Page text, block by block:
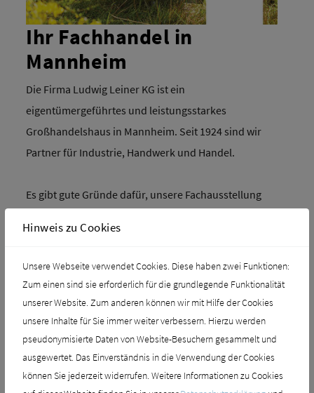
Ihr Fachhandel in
Mannheim
Die Firma Ludwig Leiner KG ist ein
eigentümergeführtes und leistungsstarkes
Großhandelshaus in Mannheim. Seit 1924 sind wir
Partner für Industrie, Handwerk und Handel.
Es gibt gute Gründe dafür, unsere Fachausstellung
tolle Bad-Ideen
freie Umschau
energiesparende Heizungstechnik
fachliche Beratung
Unsere Mitarbeiter kennen den Markt und beraten
Hinweis zu Cookies
Unsere Webseite verwendet Cookies. Diese haben zwei Funktionen:
Zum einen sind sie erforderlich für die grundlegende Funktionalität
unserer Website. Zum anderen können wir mit Hilfe der Cookies
unsere Inhalte für Sie immer weiter verbessern. Hierzu werden
pseudonymisierte Daten von Website-Besuchern gesammelt und
ausgewertet. Das Einverständnis in die Verwendung der Cookies
können Sie jederzeit widerrufen. Weitere Informationen zu Cookies